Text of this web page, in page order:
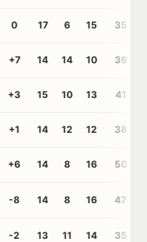
0 17 6 15 35
+7 14 14 10 39
+3 15 10 13 41
+1 14 12 12 38
+6 14 8 16 50
-8 14 8 16 47
-2 13 11 14 35